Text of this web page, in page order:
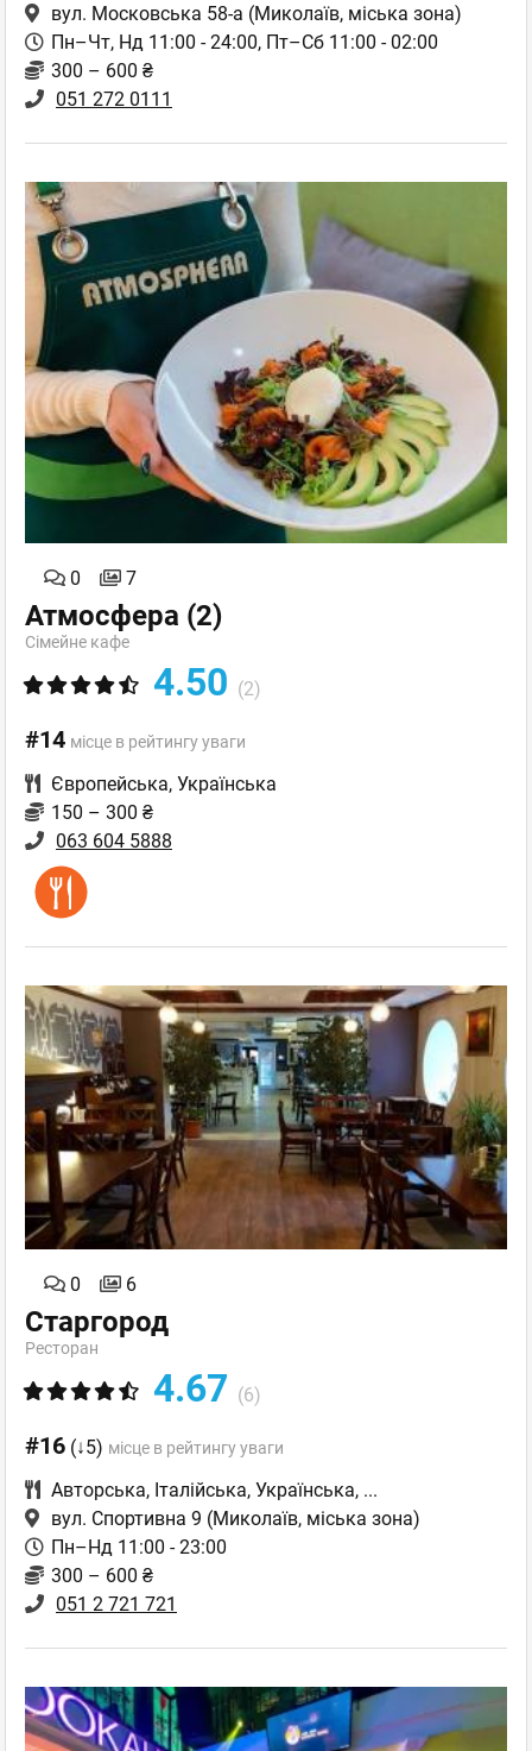
вул. Московська 58-а (Миколаїв, міська зона)
Пн–Чт, Нд 11:00 - 24:00, Пт–Сб 11:00 - 02:00
300 – 600 ₴
051 272 0111
0 7
Атмосфера (2)
Сімейне кафе
4.50 (2)
#14 місце в рейтингу уваги
Європейська, Українська
150 – 300 ₴
063 604 5888
0 6
Старгород
Ресторан
4.67 (6)
#16 (↓5) місце в рейтингу уваги
Авторська, Італійська, Українська, ...
вул. Спортивна 9 (Миколаїв, міська зона)
Пн–Нд 11:00 - 23:00
300 – 600 ₴
051 2 721 721